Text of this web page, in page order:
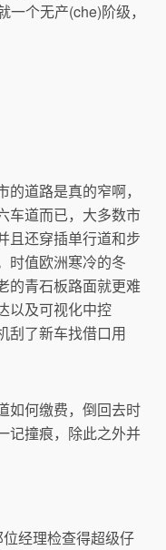
个无产(che)阶级，
道路是真的窄啊，
车道而已，大多数市
且还穿插单行道和步
时值欧洲寒冷的冬
的青石板路面就更难
以及可视化中控
了新车找借口用
如何缴费，倒回去时
记撞痕，除此之外并
经理检查得超级仔